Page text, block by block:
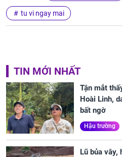
tu vi ngay mai
TIN MỚI NHẤT
Tận mắt
Hoài Linh,
bất ngờ
Hậu trường
Lũ bủa vây,